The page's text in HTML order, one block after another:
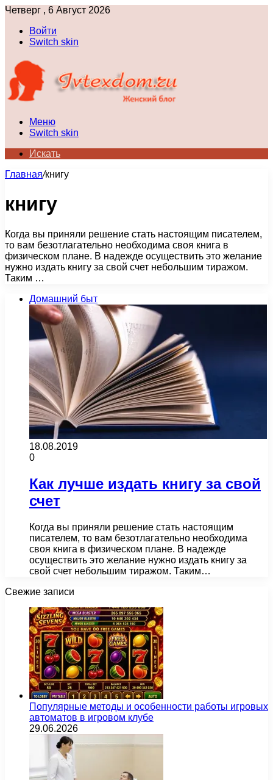
Четверг , 6 Август 2026
Войти
Switch skin
Меню
Switch skin
Искать
Главная/книгу
книгу
Когда вы приняли решение стать настоящим писателем,
то вам безотлагательно необходима своя книга в
физическом плане. В надежде осуществить это желание
нужно издать книгу за свой счет небольшим тиражом.
Таким …
Домашний быт
18.08.2019
0
Как лучше издать книгу за свой
счет
Когда вы приняли решение стать настоящим
писателем, то вам безотлагательно необходима
своя книга в физическом плане. В надежде
осуществить это желание нужно издать книгу за
свой счет небольшим тиражом. Таким…
Свежие записи
Популярные методы и особенности работы игровых
автоматов в игровом клубе
29.06.2026